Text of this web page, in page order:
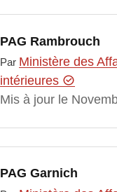
PAG Rambrouch
Par Ministère des
intérieures
Mis à jour le
PAG Garnich